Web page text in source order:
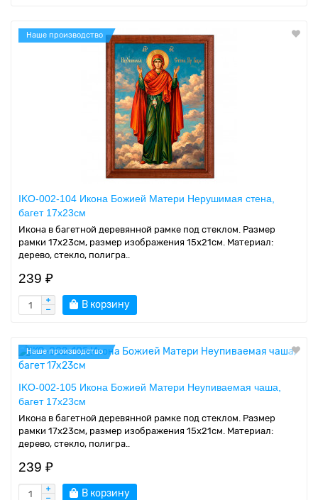
Наше производство
IKO-002-104 Икона Божией Матери Нерушимая стена,
багет 17х23см
Икона в багетной деревянной рамке под стеклом. Размер
рамки 17x23см, размер изображения 15x21см. Материал:
дерево, стекло, полигра..
239 ₽
В корзину
Наше производство
IKO-002-105 Икона Божией Матери Неупиваемая чаша,
багет 17х23см
Икона в багетной деревянной рамке под стеклом. Размер
рамки 17x23см, размер изображения 15x21см. Материал:
дерево, стекло, полигра..
239 ₽
В корзину